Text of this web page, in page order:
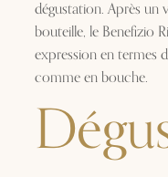
dégustation. Après un
bouteille, le Benefizio
expression en termes
comme en bouche.